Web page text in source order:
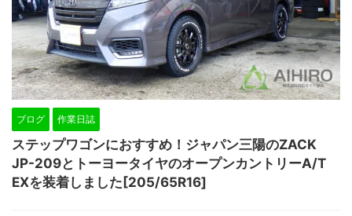
ブログ 作業日誌
ステップワゴンにおすすめ！ジャパン三陽のZACK
JP-209とトーヨータイヤのオープンカントリーA/T
EXを装着しました[205/65R16]